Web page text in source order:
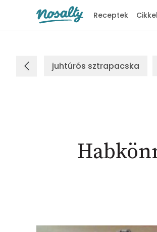
Receptek
juhtúrós sztrapacska